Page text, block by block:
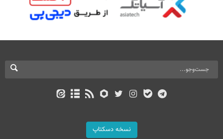
نسخه دسکتاپ